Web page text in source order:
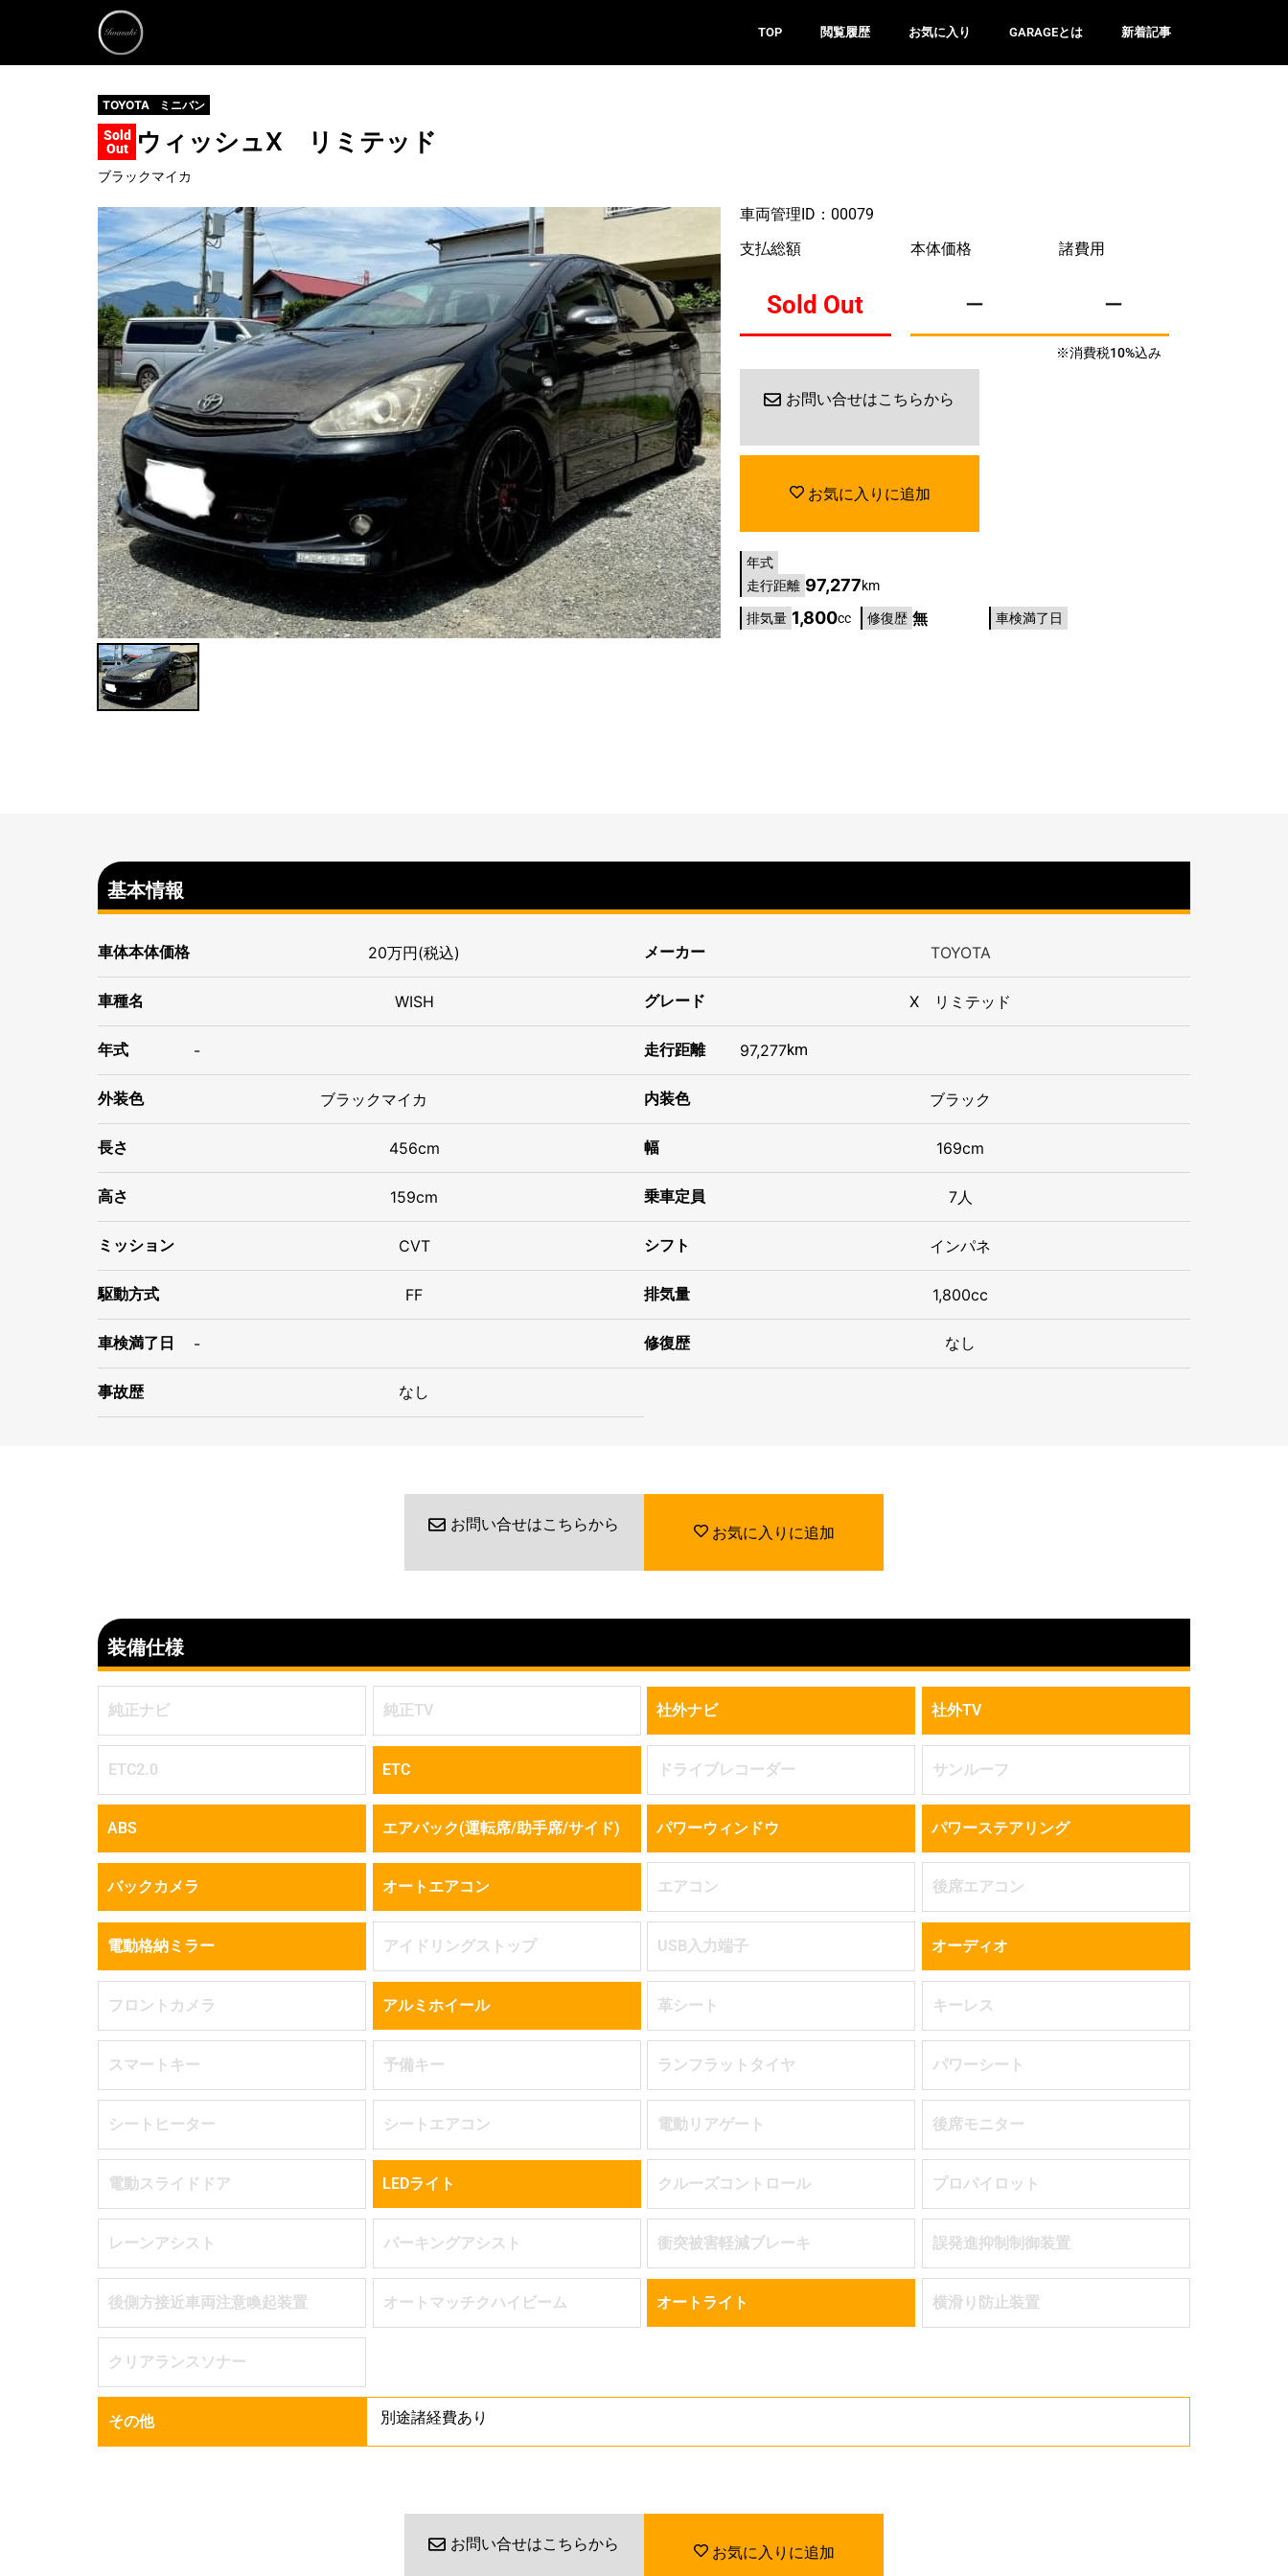
TOP 閲覧履歴 お気に入り GARAGEとは 新着記事
TOYOTA ミニバン
Sold
Out
ウィッシュX リミテッド
ブラックマイカ
車両管理ID：00079
支払総額
Sold Out
本体価格
ー
諸費用
ー
※消費税10%込み
お問い合せはこちらから
お気に入りに追加
年式
走行距離 97,277km
排気量 1,800cc 修復歴 無 車検満了日
基本情報
車体本体価格 20万円(税込) メーカー TOYOTA
車種名 WISH グレード X リミテッド
年式 - 走行距離 97,277km
外装色 ブラックマイカ 内装色 ブラック
長さ 456cm 幅 169cm
高さ 159cm 乗車定員 7人
ミッション CVT シフト インパネ
駆動方式 FF 排気量 1,800cc
車検満了日 - 修復歴 なし
事故歴 なし
お問い合せはこちらから お気に入りに追加
装備仕様
純正ナビ 純正TV 社外ナビ 社外TV
ETC2.0 ETC ドライブレコーダー サンルーフ
ABS エアバック(運転席/助手席/サイド) パワーウィンドウ パワーステアリング
バックカメラ オートエアコン エアコン 後席エアコン
電動格納ミラー アイドリングストップ USB入力端子 オーディオ
フロントカメラ アルミホイール 革シート キーレス
スマートキー 予備キー ランフラットタイヤ パワーシート
シートヒーター シートエアコン 電動リアゲート 後席モニター
電動スライドドア LEDライト クルーズコントロール プロパイロット
レーンアシスト パーキングアシスト 衝突被害軽減ブレーキ 誤発進抑制制御装置
後側方接近車両注意喚起装置 オートマッチクハイビーム オートライト 横滑り防止装置
クリアランスソナー
その他 別途諸経費あり
お問い合せはこちらから お気に入りに追加